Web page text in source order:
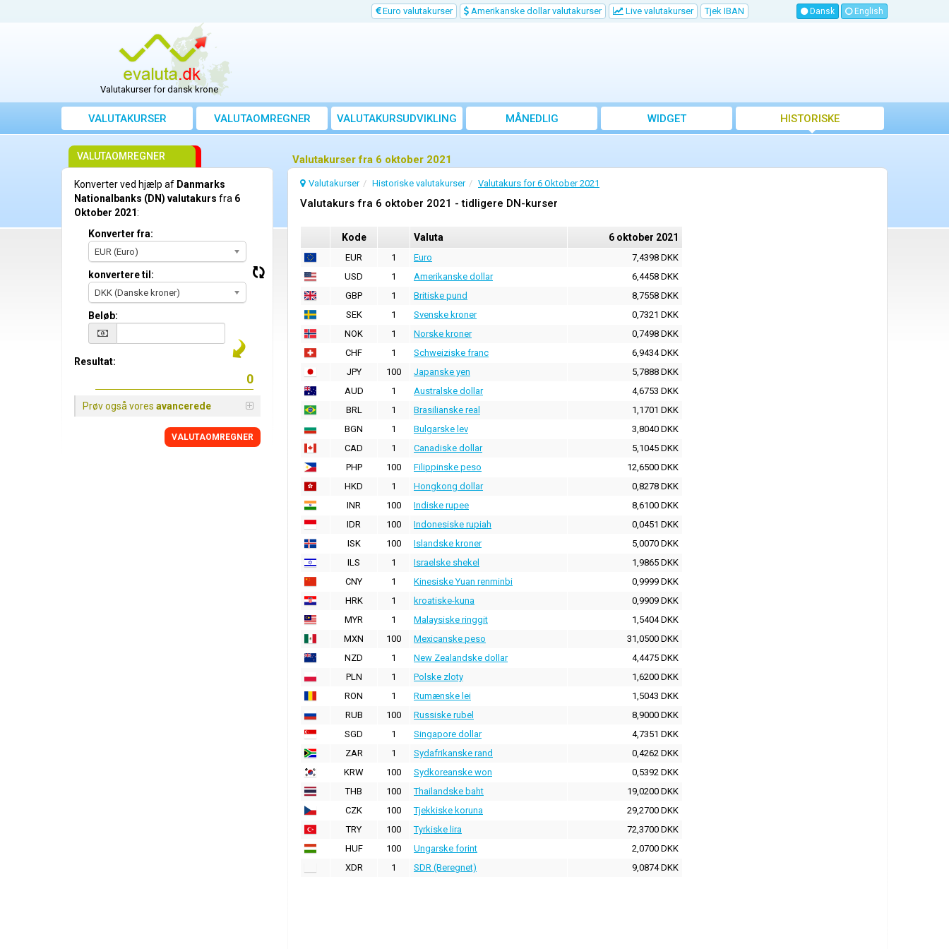
Euro valutakurser Amerikanske dollar valutakurser Live valutakurser Tjek IBAN Dansk English
Valutakurser for dansk krone
VALUTAKURSER VALUTAOMREGNER VALUTAKURSUDVIKLING
MÅNEDLIG
GENNEMSNITSKURS
WIDGET
HISTORISKE
VALUTAKURSER
Valutakurser fra 6 oktober 2021
Valutakurser Historiske valutakurser Valutakurs for 6 Oktober 2021
Valutakurs fra 6 oktober 2021 - tidligere DN-kurser
Kode Valuta 6 oktober 2021
EUR 1 Euro
7,4398 DKK
USD
1 Amerikanske dollar
6,4458 DKK
GBP
1 Britiske pund
8,7558 DKK
SEK
1 Svenske kroner
0,7321 DKK
NOK
1 Norske kroner
0,7498 DKK
CHF
1 Schweiziske franc
6,9434 DKK
JPY
100 Japanske yen
5,7888 DKK
AUD
1 Australske dollar
4,6753 DKK
BRL
1 Brasilianske real
1,1701 DKK
BGN
1 Bulgarske lev
3,8040 DKK
CAD
1 Canadiske dollar
5,1045 DKK
PHP
100 Filippinske peso
12,6500 DKK
HKD
1 Hongkong dollar
0,8278 DKK
INR
100 Indiske rupee
8,6100 DKK
IDR
100 Indonesiske rupiah
0,0451 DKK
ISK
100 Islandske kroner
5,0070 DKK
ILS
1 Israelske shekel
1,9865 DKK
CNY
1 Kinesiske Yuan renminbi
0,9999 DKK
HRK
1 kroatiske-kuna
0,9909 DKK
MYR
1 Malaysiske ringgit
1,5404 DKK
MXN
100 Mexicanske peso
31,0500 DKK
NZD
1 New Zealandske dollar
4,4475 DKK
PLN
1 Polske zloty
1,6200 DKK
RON
1 Rumænske lei
1,5043 DKK
RUB
100 Russiske rubel
8,9000 DKK
SGD
1 Singapore dollar
4,7351 DKK
ZAR
1 Sydafrikanske rand
0,4262 DKK
KRW
100 Sydkoreanske won
0,5392 DKK
THB
100 Thailandske baht
19,0200 DKK
CZK
100 Tjekkiske koruna
29,2700 DKK
TRY
100 Tyrkiske lira
72,3700 DKK
HUF
100 Ungarske forint
2,0700 DKK
XDR
1 SDR (Beregnet) 9,0874 DKK
VALUTAOMREGNER
Konverter ved hjælp af Danmarks
Nationalbanks (DN) valutakurs fra 6
Oktober 2021:
Konverter fra:
EUR (Euro)
konvertere til:
DKK (Danske kroner)
Beløb:
Resultat:
Prøv også vores avancerede
VALUTAOMREGNER